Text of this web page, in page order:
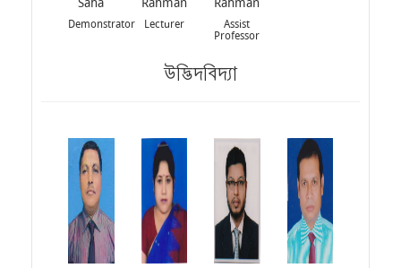
Demonstrator Lecturer Assist
Professor
উদ্ভিদবিদ্যা